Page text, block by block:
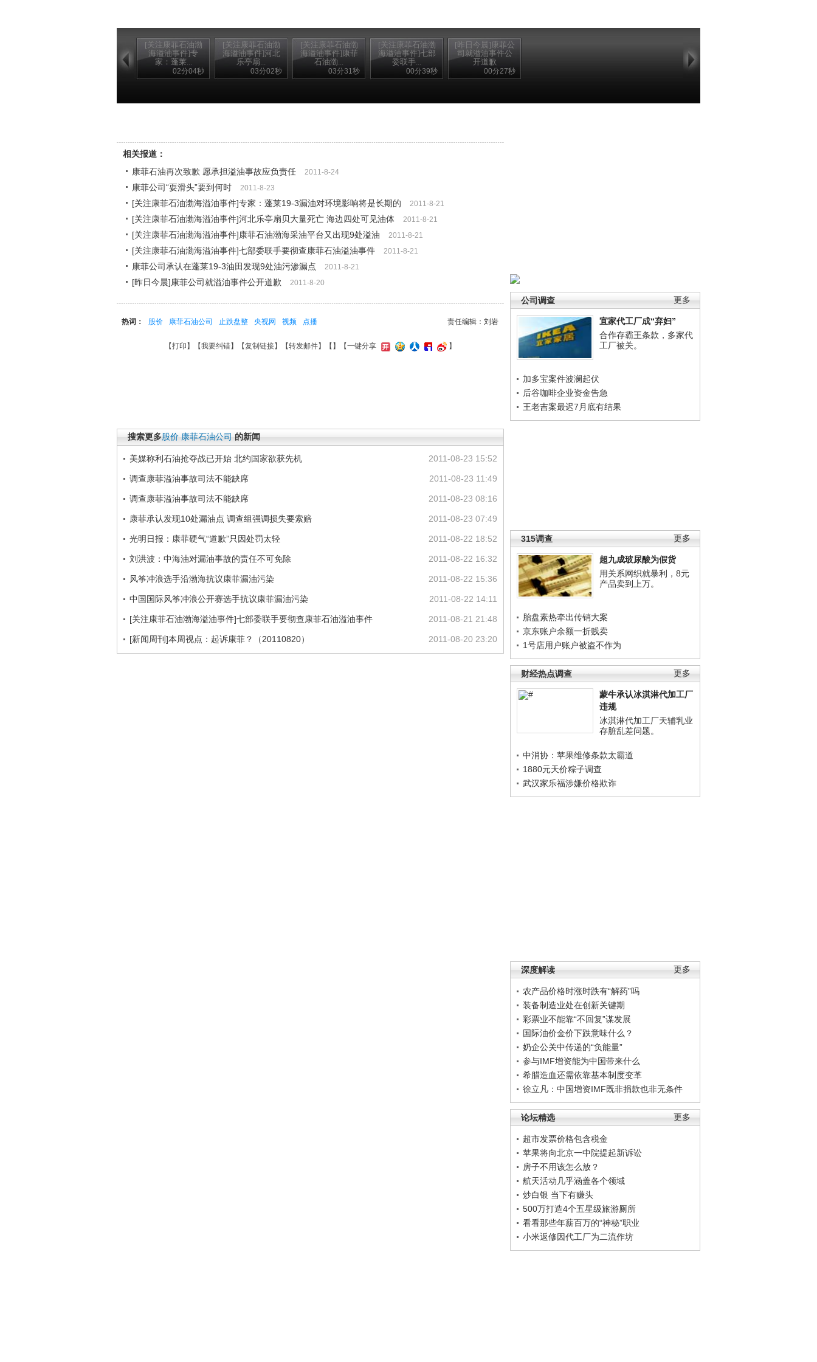
[关注康菲石油渤
海溢油事件]专
家：蓬莱...
02分04秒
[关注康菲石油渤
海溢油事件]河北
乐亭扇...
03分02秒
[关注康菲石油渤
海溢油事件]康菲
石油渤...
03分31秒
[关注康菲石油渤
海溢油事件]七部
委联手...
00分39秒
[昨日今晨]康菲公
司就溢油事件公
开道歉
00分27秒
更多
公司调查
宜家代工厂成“弃妇”
合作存霸王条款，多家代
工厂被关。
加多宝案件波澜起伏
后谷咖啡企业资金告急
王老吉案最迟7月底有结果
更多
315调查
超九成玻尿酸为假货
用关系网织就暴利，8元
产品卖到上万。
胎盘素热牵出传销大案
京东账户余额一折贱卖
1号店用户账户被盗不作为
更多
财经热点调查
蒙牛承认冰淇淋代加工厂
违规
冰淇淋代加工厂天辅乳业
存脏乱差问题。
中消协：苹果维修条款太霸道
1880元天价粽子调查
武汉家乐福涉嫌价格欺诈
更多
深度解读
农产品价格时涨时跌有“解药”吗
装备制造业处在创新关键期
彩票业不能靠“不回复”谋发展
国际油价金价下跌意味什么？
奶企公关中传递的“负能量”
参与IMF增资能为中国带来什么
希腊造血还需依靠基本制度变革
徐立凡：中国增资IMF既非捐款也非无条件
更多
论坛精选
超市发票价格包含税金
苹果将向北京一中院提起新诉讼
房子不用该怎么放？
航天活动几乎涵盖各个领域
炒白银 当下有赚头
500万打造4个五星级旅游厕所
看看那些年薪百万的“神秘”职业
小米返修因代工厂为二流作坊
相关报道：
康菲石油再次致歉 愿承担溢油事故应负责任
2011-8-24
康菲公司“耍滑头”要到何时 2011-8-23
[关注康菲石油渤海溢油事件]专家：蓬莱19-3漏油对环境影响将是长期的 2011-8-21
[关注康菲石油渤海溢油事件]河北乐亭扇贝大量死亡 海边四处可见油体 2011-8-21
[关注康菲石油渤海溢油事件]康菲石油渤海采油平台又出现9处溢油 2011-8-21
[关注康菲石油渤海溢油事件]七部委联手要彻查康菲石油溢油事件 2011-8-21
康菲公司承认在蓬莱19-3油田发现9处油污渗漏点 2011-8-21
[昨日今晨]康菲公司就溢油事件公开道歉 2011-8-20
责任编辑：刘岩
热词： 股价 康菲石油公司 止跌盘整 央视网 视频 点播
【打印 】【我要纠错】【复制链接】【转发邮件】【 】 【一键分享 】
搜索更多股价 康菲石油公司 的新闻
2011-08-23 15:52
美媒称利石油抢夺战已开始 北约国家欲获先机
2011-08-23 11:49
调查康菲溢油事故司法不能缺席
2011-08-23 08:16
调查康菲溢油事故司法不能缺席
2011-08-23 07:49
康菲承认发现10处漏油点 调查组强调损失要索赔
2011-08-22 18:52
光明日报：康菲硬气“道歉”只因处罚太轻
2011-08-22 16:32
刘洪波：中海油对漏油事故的责任不可免除
2011-08-22 15:36
风筝冲浪选手沿渤海抗议康菲漏油污染
2011-08-22 14:11
中国国际风筝冲浪公开赛选手抗议康菲漏油污染
2011-08-21 21:48
[关注康菲石油渤海溢油事件]七部委联手要彻查康菲石油溢油事件
2011-08-20 23:20
[新闻周刊]本周视点：起诉康菲？（20110820）